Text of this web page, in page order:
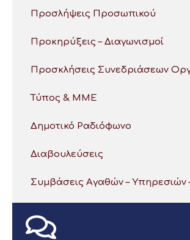
Προσλήψεις Προσωπικού
Προκηρύξεις – Διαγωνισμοί
Προσκλήσεις Συνεδριάσεων
Τύπος & ΜΜΕ
Δημοτικό Ραδιόφωνο
Διαβουλεύσεις
Συμβάσεις Αγαθών – Υπηρεσιών